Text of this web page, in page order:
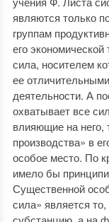
являются только
группам
его
сила, носителем
ее
деятельности. А
охватывает все
влияющие на него,
производства» в
особое место. По
имело бы
Существенной
сила» является